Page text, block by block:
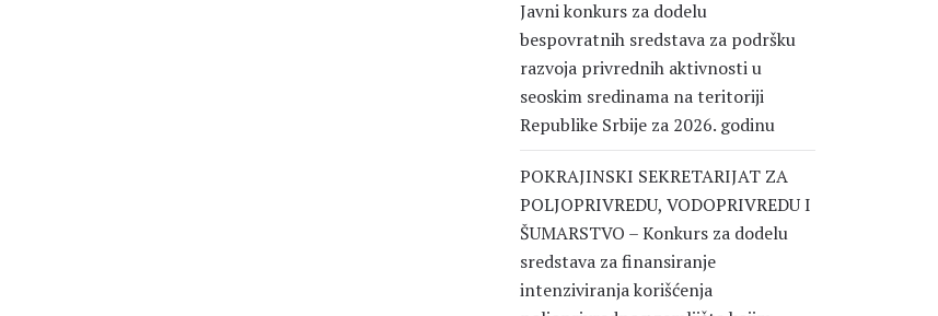
Javni konkurs za dodelu
bespovratnih sredstava za podršku
razvoja privrednih aktivnosti u
seoskim sredinama na teritoriji
Republike Srbije za 2026. godinu
POKRAJINSKI SEKRETARIJAT ZA
POLJOPRIVREDU, VODOPRIVREDU I
ŠUMARSTVO – Konkurs za dodelu
sredstava za finansiranje
intenziviranja korišćenja